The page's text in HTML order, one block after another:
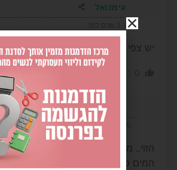
עימנואל
3 שנים לפני
יש צפי לתיקון?
הזוי.. מהבוקר התלונה וכשעה לפני שבת
המים פשוט בושה ! !